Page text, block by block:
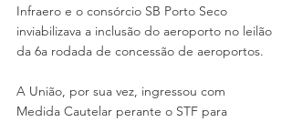
Infraero e o consórcio SB Porto Seco
inviabilizava a inclusão do aeroporto no leilão
da 6a rodada de concessão de aeroportos.
A União, por sua vez, ingressou com
Medida Cautelar perante o STF para